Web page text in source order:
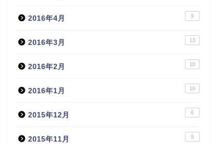
2016年4月 9
2016年3月 13
2016年2月 10
2016年1月 16
2015年12月 6
2015年11月 9